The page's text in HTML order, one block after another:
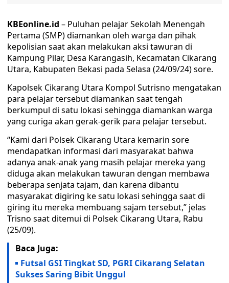
KBEonline.id – Puluhan pelajar Sekolah Menengah
Pertama (SMP) diamankan oleh warga dan pihak
kepolisian saat akan melakukan aksi tawuran di
Kampung Pilar, Desa Karangasih, Kecamatan Cikarang
Utara, Kabupaten Bekasi pada Selasa (24/09/24) sore.
Kapolsek Cikarang Utara Kompol Sutrisno mengatakan
para pelajar tersebut diamankan saat tengah
berkumpul di satu lokasi sehingga diamankan warga
yang curiga akan gerak-gerik para pelajar tersebut.
“Kami dari Polsek Cikarang Utara kemarin sore
mendapatkan informasi dari masyarakat bahwa
adanya anak-anak yang masih pelajar mereka yang
diduga akan melakukan tawuran dengan membawa
beberapa senjata tajam, dan karena dibantu
masyarakat digiring ke satu lokasi sehingga saat di
giring itu mereka membuang sajam tersebut,” jelas
Trisno saat ditemui di Polsek Cikarang Utara, Rabu
(25/09).
Baca Juga:
Futsal GSI Tingkat SD, PGRI Cikarang Selatan
Sukses Saring Bibit Unggul